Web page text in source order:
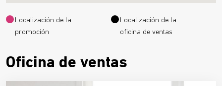
Localización de la
promoción
Localización de la
oficina de ventas
Oficina de ventas